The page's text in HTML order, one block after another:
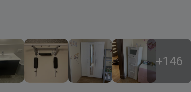
+146